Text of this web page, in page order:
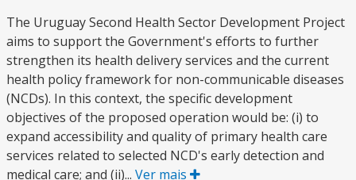
The Uruguay Second Health Sector Development Project
aims to support the Government's efforts to further
strengthen its health delivery services and the current
health policy framework for non-communicable diseases
(NCDs). In this context, the specific development
objectives of the proposed operation would be: (i) to
expand accessibility and quality of primary health care
services related to selected NCD's early detection and
medical care; and (ii)... Ver mais